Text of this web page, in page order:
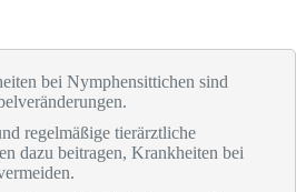
bei Nymphensittichen sind
regelmäßige tierärztliche
dazu beitragen, Krankheiten bei